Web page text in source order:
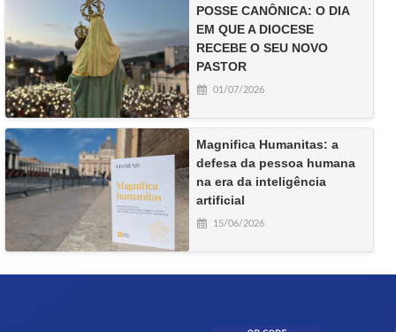
POSSE CANÔNICA: O DIA
EM QUE A DIOCESE
RECEBE O SEU NOVO
PASTOR
01/07/2026
Magnifica Humanitas: a
defesa da pessoa humana
na era da inteligência
artificial
15/06/2026